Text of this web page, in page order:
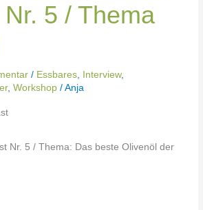
5 / Thema
/ Essbares, Interview,
,Workshop /Anja
Nr. 5 / Thema: Das beste Olivenöl der